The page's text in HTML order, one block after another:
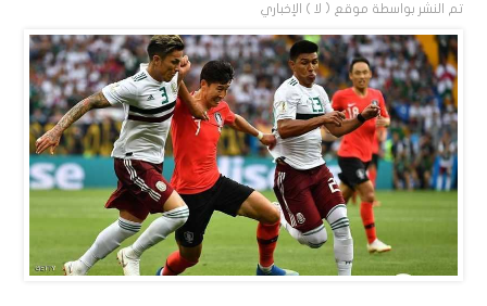
تم النشر بواسطة موقع ( لا ) الإخباري